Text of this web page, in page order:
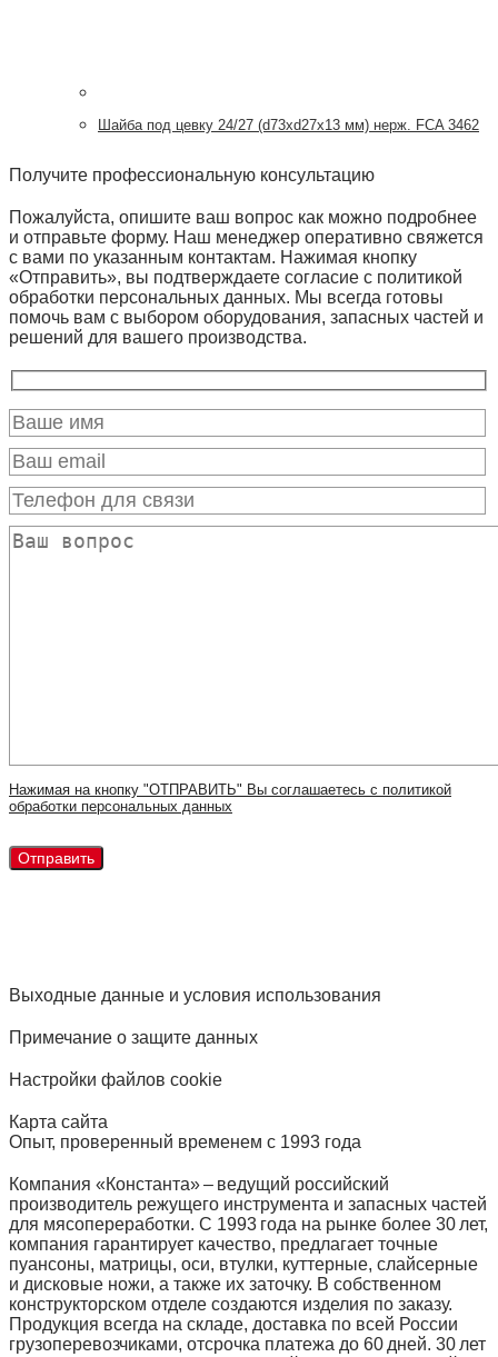
Шайба под цевку 24/27 (d73хd27х13 мм) нерж. FCA 3462
Получите профессиональную консультацию
Пожалуйста, опишите ваш вопрос как можно подробнее
и отправьте форму. Наш менеджер оперативно свяжется
с вами по указанным контактам. Нажимая кнопку
«Отправить», вы подтверждаете согласие с политикой
обработки персональных данных. Мы всегда готовы
помочь вам с выбором оборудования, запасных частей и
решений для вашего производства.
Нажимая на кнопку "ОТПРАВИТЬ" Вы соглашаетесь с политикой
обработки персональных данных
Выходные данные и условия использования
Примечание о защите данных
Настройки файлов cookie
Карта сайта
Опыт, проверенный временем с 1993 года
Компания «Константа» – ведущий российский
производитель режущего инструмента и запасных частей
для мясопереработки. С 1993 года на рынке более 30 лет,
компания гарантирует качество, предлагает точные
пуансоны, матрицы, оси, втулки, куттерные, слайсерные
и дисковые ножи, а также их заточку. В собственном
конструкторском отделе создаются изделия по заказу.
Продукция всегда на складе, доставка по всей России
грузоперевозчиками, отсрочка платежа до 60 дней. 30 лет